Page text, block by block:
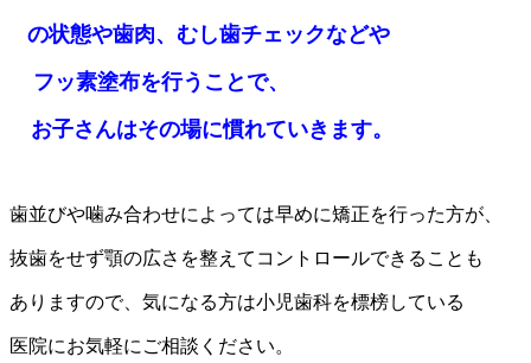
の状態や歯肉、 むし歯チェックなどや
フッ素塗布を行うことで、
お子さんはその場に慣れていきます。
歯並びや噛み合わせによっては早めに矯正を行った方が、
抜歯をせず顎の広さを整えてコントロールできることも
ありますので、気になる方は小児歯科を標榜している
医院にお気軽にご相談ください。